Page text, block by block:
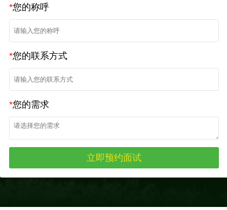
*您的称呼
*您的联系方式
*您的需求